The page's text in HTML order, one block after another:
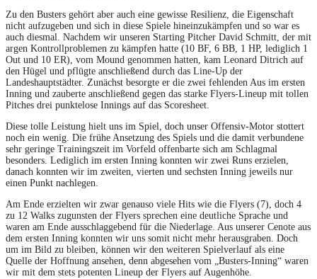
Zu den Busters gehört aber auch eine gewisse Resilienz, die Eigenschaft
nicht aufzugeben und sich in diese Spiele hineinzukämpfen und so war es
auch diesmal. Nachdem wir unseren Starting Pitcher David Schmitt, der mit
argen Kontrollproblemen zu kämpfen hatte (10 BF, 6 BB, 1 HP, lediglich 1
Out und 10 ER), vom Mound genommen hatten, kam Leonard Ditrich auf
den Hügel und pflügte anschließend durch das Line-Up der
Landeshauptstädter. Zunächst besorgte er die zwei fehlenden Aus im ersten
Inning und zauberte anschließend gegen das starke Flyers-Lineup mit tollen
Pitches drei punktelose Innings auf das Scoresheet.
Diese tolle Leistung hielt uns im Spiel, doch unser Offensiv-Motor stottert
noch ein wenig. Die frühe Ansetzung des Spiels und die damit verbundene
sehr geringe Trainingszeit im Vorfeld offenbarte sich am Schlagmal
besonders. Lediglich im ersten Inning konnten wir zwei Runs erzielen,
danach konnten wir im zweiten, vierten und sechsten Inning jeweils nur
einen Punkt nachlegen.
Am Ende erzielten wir zwar genauso viele Hits wie die Flyers (7), doch 4
zu 12 Walks zugunsten der Flyers sprechen eine deutliche Sprache und
waren am Ende ausschlaggebend für die Niederlage. Aus unserer Cenote aus
dem ersten Inning konnten wir uns somit nicht mehr herausgraben. Doch
um im Bild zu bleiben, können wir den weiteren Spielverlauf als eine
Quelle der Hoffnung ansehen, denn abgesehen vom „Busters-Inning“ waren
wir mit dem stets potenten Lineup der Flyers auf Augenhöhe.